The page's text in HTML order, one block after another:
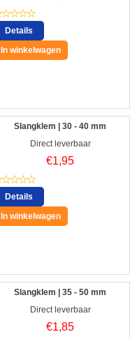
Details
In winkelwagen
Slangklem | 30 - 40 mm
Direct leverbaar
€1,95
Details
In winkelwagen
Slangklem | 35 - 50 mm
Direct leverbaar
€1,85